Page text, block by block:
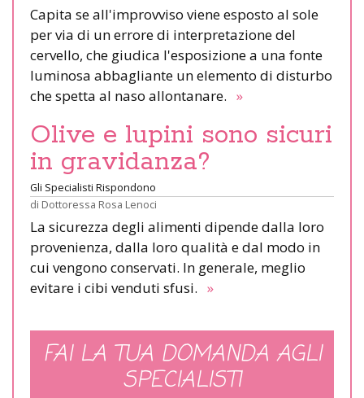
Capita se all'improvviso viene esposto al sole
per via di un errore di interpretazione del
cervello, che giudica l'esposizione a una fonte
luminosa abbagliante un elemento di disturbo
che spetta al naso allontanare. »
Olive e lupini sono sicuri
in gravidanza?
Gli Specialisti Rispondono
di Dottoressa Rosa Lenoci
La sicurezza degli alimenti dipende dalla loro
provenienza, dalla loro qualità e dal modo in
cui vengono conservati. In generale, meglio
evitare i cibi venduti sfusi. »
FAI LA TUA DOMANDA AGLI
SPECIALISTI